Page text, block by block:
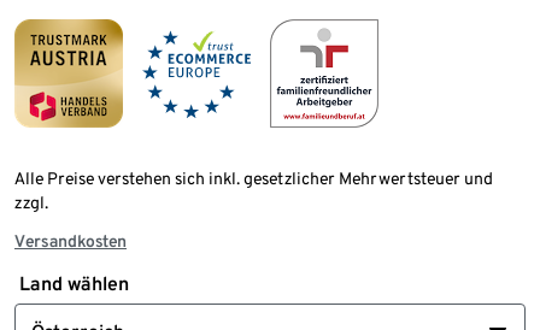
Alle Preise verstehen sich inkl. gesetzlicher Mehrwertsteuer und
zzgl.
Versandkosten
Land wählen